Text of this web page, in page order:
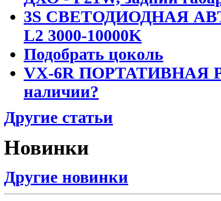
3S СВЕТОДИОДНАЯ
L2 3000-10000K
Подобрать цоколь
VX-6R ПОРТАТИВНАЯ
наличии?
Другие статьи
Новинки
Другие новинки